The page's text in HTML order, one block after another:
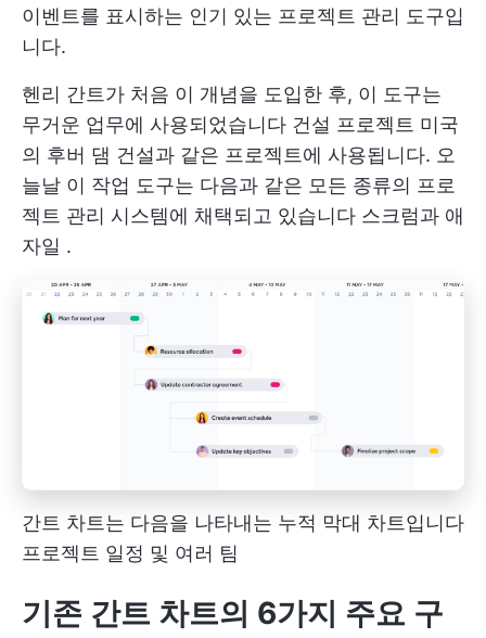
이벤트를 표시하는 인기 있는 프로젝트 관리 도구입
니다.
헨리 간트가 처음 이 개념을 도입한 후, 이 도구는
무거운 업무에 사용되었습니다 건설 프로젝트 미국
의 후버 댐 건설과 같은 프로젝트에 사용됩니다. 오
늘날 이 작업 도구는 다음과 같은 모든 종류의 프로
젝트 관리 시스템에 채택되고 있습니다 스크럼과 애
자일 .
간트 차트는 다음을 나타내는 누적 막대 차트입니다
프로젝트 일정 및 여러 팀
기존 간트 차트의 6가지 주요 구